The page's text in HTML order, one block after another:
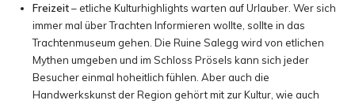
Freizeit– etliche Kulturhighlights warten auf Urlauber. Wer sich
immer mal über Trachten Informieren wollte, sollte in das
Trachtenmuseum gehen. Die Ruine Salegg wird von etlichen
Mythen umgeben und im Schloss Prösels kann sich jeder
Besucher einmal hoheitlich fühlen. Aber auch die
Handwerkskunst der Region gehört mit zur Kultur, wie auch